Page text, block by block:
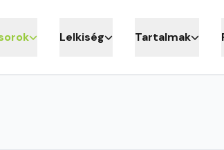
Lelkiség Tartalmak